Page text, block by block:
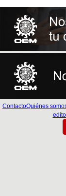
ContactoQuiénes